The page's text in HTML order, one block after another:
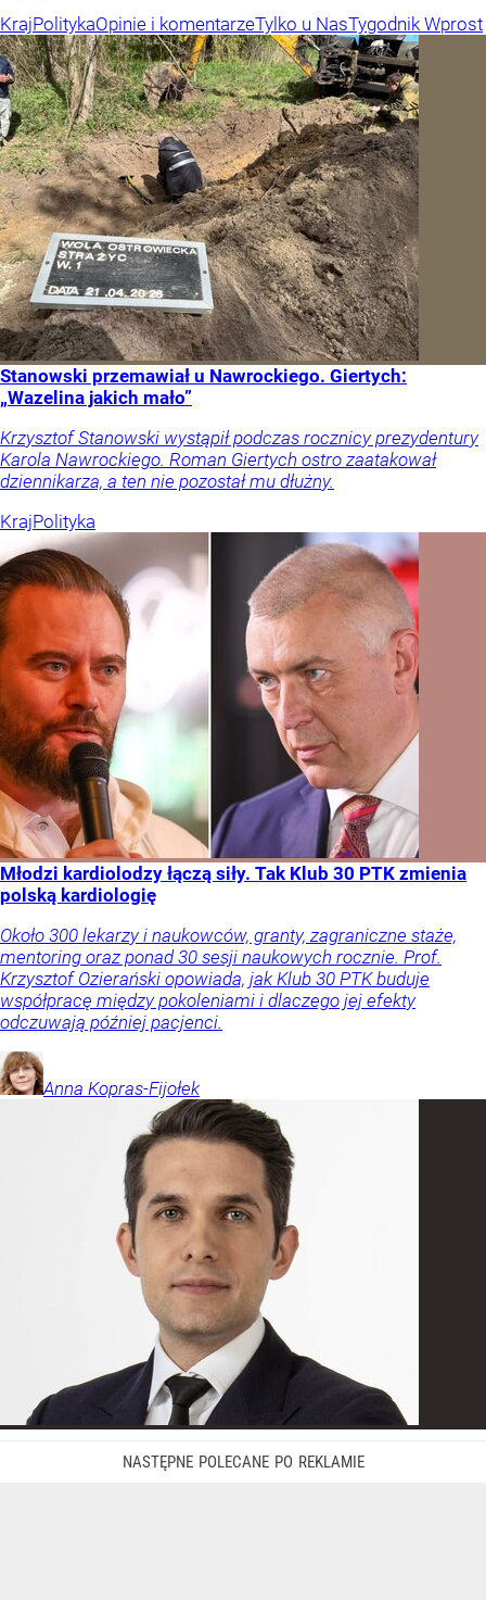
KrajPolitykaOpinie i komentarzeTylko u NasTygodnik Wprost
Stanowski przemawiał u Nawrockiego. Giertych:
„Wazelina jakich mało”
Krzysztof Stanowski wystąpił podczas rocznicy prezydentury
Karola Nawrockiego. Roman Giertych ostro zaatakował
dziennikarza, a ten nie pozostał mu dłużny.
KrajPolityka
Młodzi kardiolodzy łączą siły. Tak Klub 30 PTK zmienia
polską kardiologię
Około 300 lekarzy i naukowców, granty, zagraniczne staże,
mentoring oraz ponad 30 sesji naukowych rocznie. Prof.
Krzysztof Ozierański opowiada, jak Klub 30 PTK buduje
współpracę między pokoleniami i dlaczego jej efekty
odczuwają później pacjenci.
Anna Kopras-Fijołek